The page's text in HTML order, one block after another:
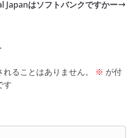
Japanはソフトバンクですかー
ることはありません。 ※ が付
す